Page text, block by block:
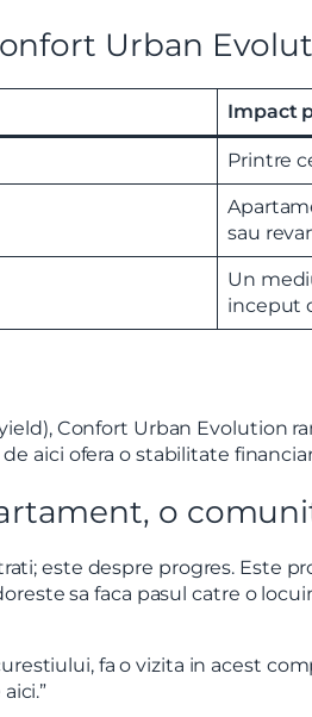
Urban
Impact
Printre
sau
Un
inceput
Confort Urban Evolution
aici ofera o stabilitate
o
este despre progres. Este
sa faca pasul catre o
fa o vizita in acest